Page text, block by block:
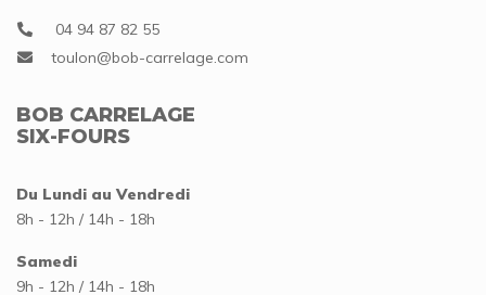
04 94 87 82 55
BOB CARRELAGE
SIX-FOURS
Du Lundi au Vendredi
8h - 12h / 14h - 18h
Samedi
9h - 12h / 14h - 18h